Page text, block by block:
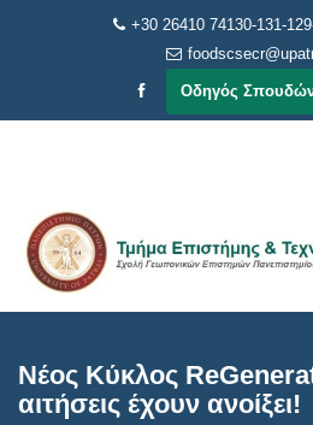
+30 26410 74130-131-
Οδηγός Σπουδών
Νέος Κύκλος
αιτήσεις έχουν ανοίξει!